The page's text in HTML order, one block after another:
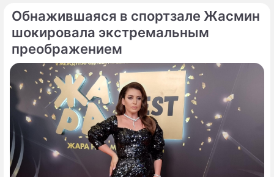
Обнажившаяся в спортзале Жасмин
шокировала экстремальным
преображением